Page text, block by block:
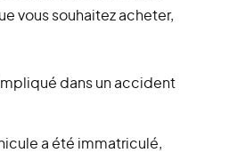
vous souhaitez acheter,
dans un accident
a été immatriculé,